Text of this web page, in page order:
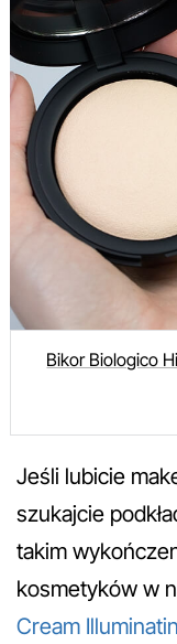
Bikor Biologico
Jeśli lubicie
szukajcie
takim
kosmetyków w
Cream